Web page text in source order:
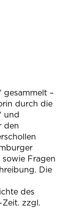
gesammelt –
durch die
und
den
Fragen
Die
des
Zeit. zzgl.